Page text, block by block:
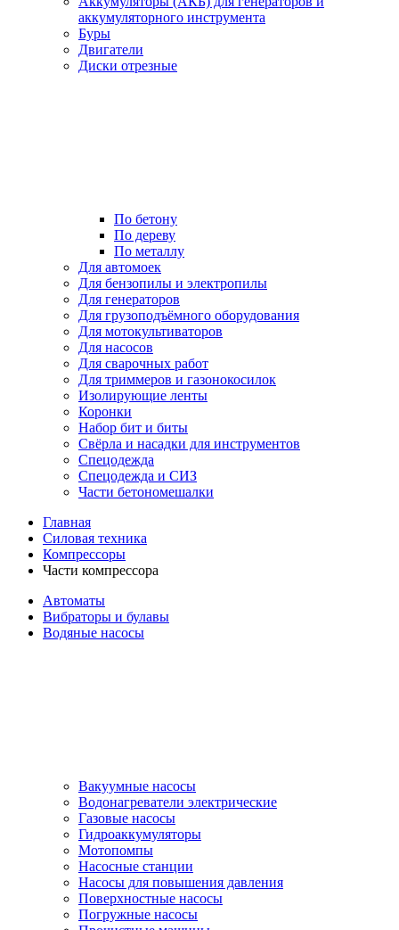
аккумуляторного инструмента
Буры
Двигатели
Диски отрезные
По бетону
По дереву
По металлу
Для автомоек
Для бензопилы и электропилы
Для генераторов
Для грузоподъёмного оборудования
Для мотокультиваторов
Для насосов
Для сварочных работ
Для триммеров и газонокосилок
Изолирующие ленты
Коронки
Набор бит и биты
Свёрла и насадки для инструментов
Спецодежда
Спецодежда и СИЗ
Части бетономешалки
Главная
Силовая техника
Компрессоры
Части компрессора
Автоматы
Вибраторы и булавы
Водяные насосы
Вакуумные насосы
Водонагреватели электрические
Газовые насосы
Гидроаккумуляторы
Мотопомпы
Насосные станции
Насосы для повышения давления
Поверхностные насосы
Погружные насосы